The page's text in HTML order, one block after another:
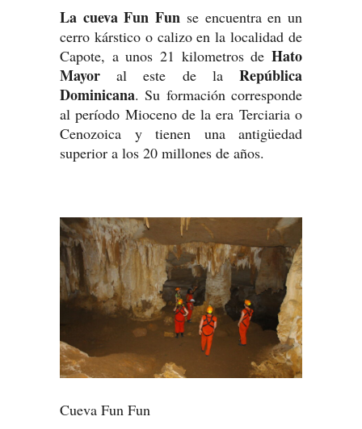
La cueva Fun Fun se encuentra en un
cerro kárstico o calizo en la localidad de
Capote, a unos 21 kilometros de Hato
Mayor al este de la República
Dominicana. Su formación corresponde
al período Mioceno de la era Terciaria o
Cenozoica y tienen una antigüedad
superior a los 20 millones de años.
Cueva Fun Fun